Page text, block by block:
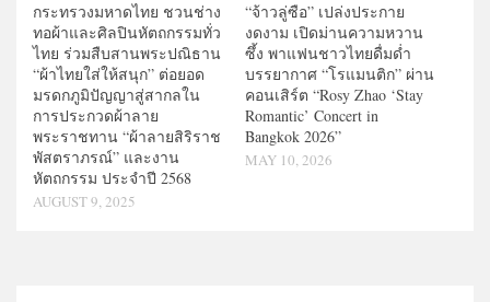
กระทรวงมหาดไทย ชวนช่าง
ทอผ้าและศิลปินหัตถกรรมทั่ว
ไทย ร่วมสืบสานพระปณิธาน
“ผ้าไทยใส่ให้สนุก” ต่อยอด
มรดกภูมิปัญญาสู่สากลใน
การประกวดผ้าลาย
พระราชทาน “ผ้าลายสิริราช
พัสตราภรณ์” และงาน
หัตถกรรม ประจำปี 2568
AUGUST 9, 2025
“จ้าวลู่ซือ” เปล่งประกาย
งดงาม เปิดม่านความหวาน
ซึ้ง พาแฟนชาวไทยดื่มด่ำ
บรรยากาศ “โรแมนติก” ผ่าน
คอนเสิร์ต “Rosy Zhao ‘Stay
Romantic’ Concert in
Bangkok 2026”
MAY 10, 2026